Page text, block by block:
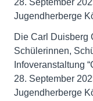
28. September
Jugendherberge
Die Carl Duisberg
Schülerinnen,
Infoveranstaltung
28. September
Jugendherberge